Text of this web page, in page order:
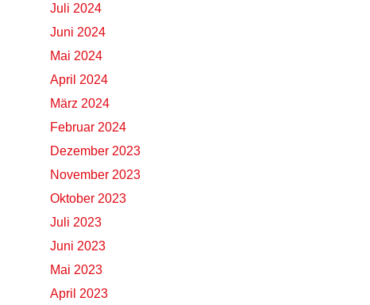
Juli 2024
Juni 2024
Mai 2024
April 2024
März 2024
Februar 2024
Dezember 2023
November 2023
Oktober 2023
Juli 2023
Juni 2023
Mai 2023
April 2023